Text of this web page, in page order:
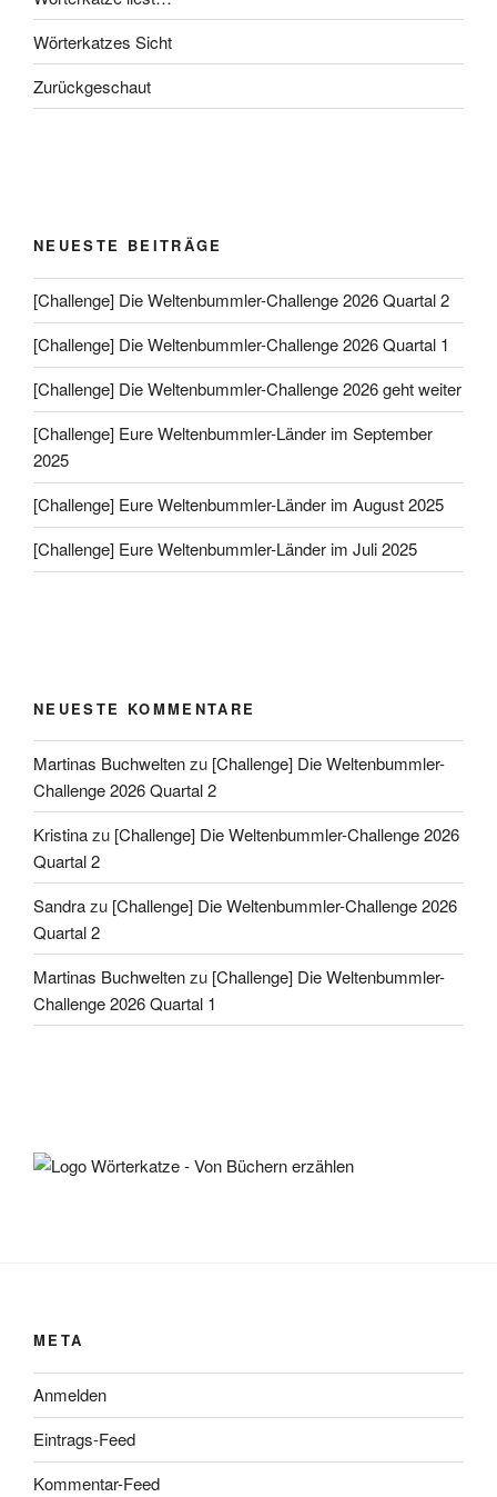
Wörterkatzes Sicht
Zurückgeschaut
NEUESTE BEITRÄGE
[Challenge] Die Weltenbummler-Challenge 2026 Quartal 2
[Challenge] Die Weltenbummler-Challenge 2026 Quartal 1
[Challenge] Die Weltenbummler-Challenge 2026 geht weiter
[Challenge] Eure Weltenbummler-Länder im September
2025
[Challenge] Eure Weltenbummler-Länder im August 2025
[Challenge] Eure Weltenbummler-Länder im Juli 2025
NEUESTE KOMMENTARE
Martinas Buchweltenzu [Challenge] Die Weltenbummler-
Challenge 2026 Quartal 2
Kristinazu [Challenge] Die Weltenbummler-Challenge 2026
Quartal 2
Sandrazu [Challenge] Die Weltenbummler-Challenge 2026
Quartal 2
Martinas Buchweltenzu [Challenge] Die Weltenbummler-
Challenge 2026 Quartal 1
META
Anmelden
Eintrags-Feed
Kommentar-Feed